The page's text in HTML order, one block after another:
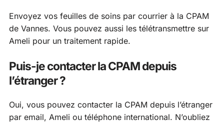
Envoyez vos feuilles de soins par courrier à la CPAM
de Vannes. Vous pouvez aussi les télétransmettre sur
Ameli pour un traitement rapide.
Puis-je contacter la CPAM depuis
l’étranger ?
Oui, vous pouvez contacter la CPAM depuis l’étranger
par email, Ameli ou téléphone international. N’oubliez